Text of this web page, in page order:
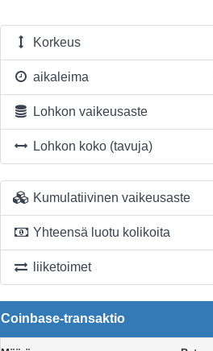
Korkeus
aikaleima
Lohkon vaikeusaste
Lohkon koko (tavuja)
Kumulatiivinen vaikeusaste
Yhteensä luotu kolikoita
liiketoimet
Coinbase-transaktio